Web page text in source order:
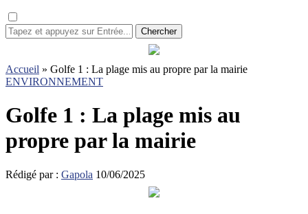
Chercher
Accueil » Golfe 1 : La plage mis au propre par la mairie
ENVIRONNEMENT
Golfe 1 : La plage mis au
propre par la mairie
Rédigé par : Gapola 10/06/2025